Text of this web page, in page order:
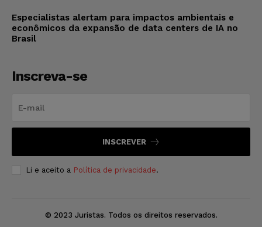
Especialistas alertam para impactos ambientais e
econômicos da expansão de data centers de IA no
Brasil
Inscreva-se
INSCREVER
Li e aceito a Política de privacidade.
© 2023 Juristas. Todos os direitos reservados.